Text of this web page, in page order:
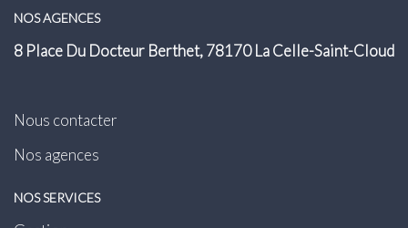
NOS AGENCES
8 Place Du Docteur Berthet, 78170 La Celle-Saint-Cloud
Nous contacter
Nos agences
NOS SERVICES